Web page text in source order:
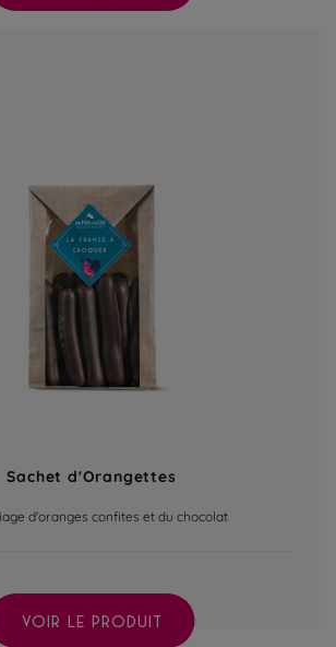
Sachet d'Orangettes
d'oranges confites et du chocolat
VOIR LE PRODUIT